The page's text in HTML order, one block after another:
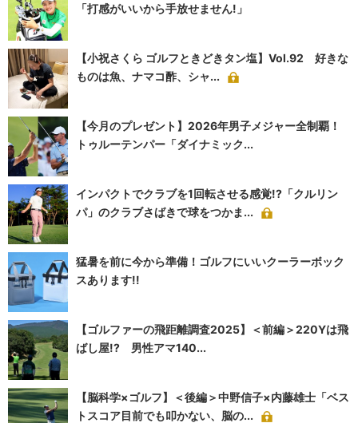
「打感がいいから手放せません!」
【小祝さくら ゴルフときどきタン塩】Vol.92 好きな
ものは魚、ナマコ酢、シャ...
【今月のプレゼント】2026年男子メジャー全制覇！
トゥルーテンパー「ダイナミック...
インパクトでクラブを1回転させる感覚!?「クルリン
パ」のクラブさばきで球をつかま...
猛暑を前に今から準備！ゴルフにいいクーラーボック
スあります!!
【ゴルファーの飛距離調査2025】＜前編＞220Yは飛
ばし屋!? 男性アマ140...
【脳科学×ゴルフ】＜後編＞中野信子×内藤雄士「ベス
トスコア目前でも叩かない、脳の...